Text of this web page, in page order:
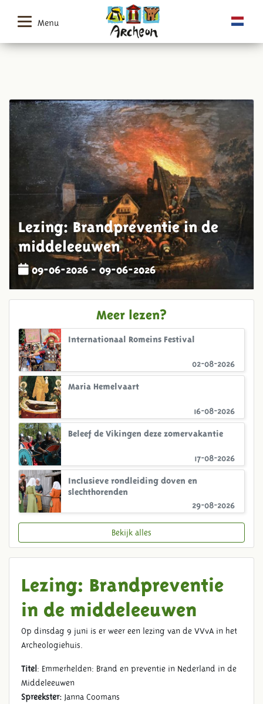
Menu
Lezing: Brandpreventie in de
middeleeuwen
09-06-2026 - 09-06-2026
Lezing: Brandpreventie
in de middeleeuwen
Op dinsdag 9 juni is er weer een lezing van de VVvA in het
Archeologiehuis.
Titel : Emmerhelden: Brand en preventie in Nederland in de
Middeleeuwen
Spreekster: Janna Coomans
Meer lezen?
02-08-2026
Internationaal Romeins Festival
16-08-2026
Maria Hemelvaart
17-08-2026
Beleef de Vikingen deze zomervakantie
29-08-2026
Inclusieve rondleiding doven en
slechthorenden
Bekijk alles